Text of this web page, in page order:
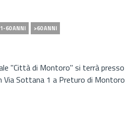
60 ANNI >60 ANNI
"Città di Montoro" si terrà presso
Via Sottana 1 a Preturo di Montoro